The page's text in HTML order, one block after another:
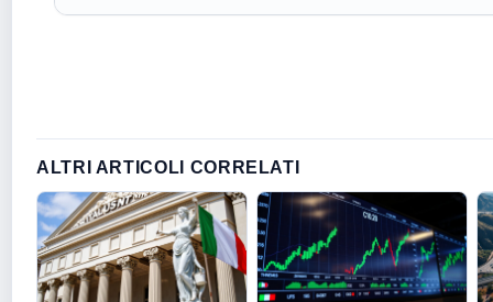
ALTRI ARTICOLI CORRELATI